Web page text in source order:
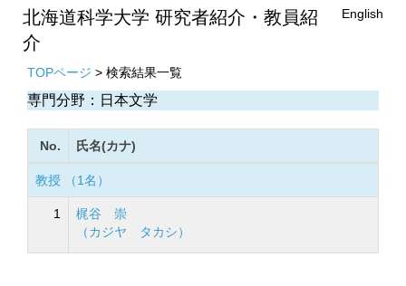
北海道科学大学 研究者紹介・教員紹
介
English
TOPページ > 検索結果一覧
専門分野：日本文学
No. 氏名(カナ)
教授 （1名）
1
梶谷 崇
（カジヤ タカシ）